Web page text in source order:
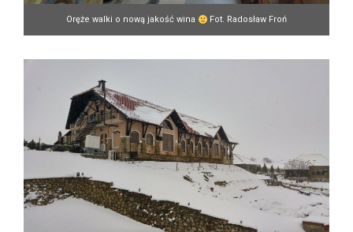
Oręże walki o nową jakość wina Fot. Radosław Froń